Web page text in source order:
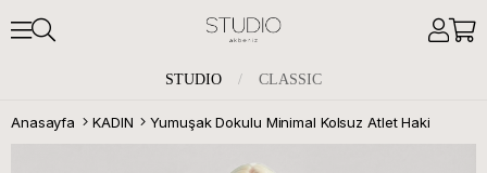
STUDIO / CLASSIC
Anasayfa KADIN Yumuşak Dokulu Minimal Kolsuz Atlet Haki